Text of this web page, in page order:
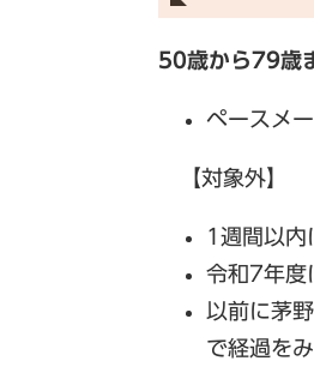
50歳から79歳
ペースメ
【対象外】
1週間以内
令和7年度
以前に茅
で経過を